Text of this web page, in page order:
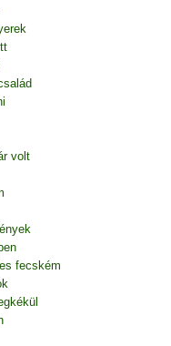
volt
fecském